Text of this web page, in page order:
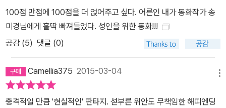
못하는 아이들에게 인간 부모보다 자유롭고 느긋한 고양이 부모가 낫
지 않을까 하는 생각으로 단숨에 이 글을 써내려갔다. 자유로운 고양
이들의 몸놀림처럼 아이들이 저마다의 본성대로 살아가길 응원하는
이 동화는 사랑스러운 캐릭터와 천연덕스러운 위트로 시종일관 웃음
을 자아내며 정말 재미난 이야기란 무엇인가를 유감없이 보여주고 있
다. 내 가장 어린 시절의 기억은 친구 천우와 이불 위에서 뒹굴던 장면
이다. 천우는 거기 남고 나는 떠났다._「아빠의 집으로」 앵벌이소굴과
100점 만점에 100점을 더 얹어주고 싶다. 어른인 내가 동화작가 송
미경님에게 홀딱 빠져들었다. 성인을 위한 동화!!!
공감 (5) 댓글 (0)
Camellia375 2015-03-04
충격적일 만큼 '현실적인' 판타지. 섣부른 위안도 무책임한 해피엔딩